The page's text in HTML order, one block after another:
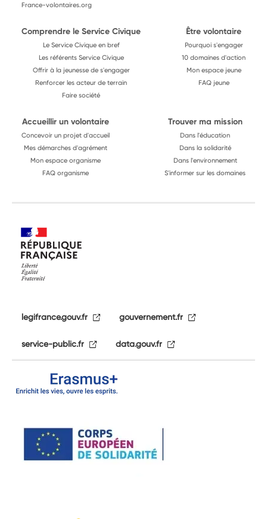
France-volontaires.org
Comprendre le Service Civique
Le Service Civique en bref
Les référents Service Civique
Offrir à la jeunesse de s'engager
Renforcer les acteur de terrain
Faire société
Être volontaire
Pourquoi s'engager
10 domaines d'action
Mon espace jeune
FAQ jeune
Accueillir un volontaire
Concevoir un projet d'accueil
Mes démarches d'agrément
Mon espace organisme
FAQ organisme
Trouver ma mission
Dans l'éducation
Dans la solidarité
Dans l'environnement
S'informer sur les domaines
legifrance.gouv.fr gouvernement.fr
service-public.fr data.gouv.fr